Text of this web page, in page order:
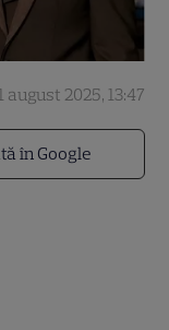
în Google
august 2025, 13:47